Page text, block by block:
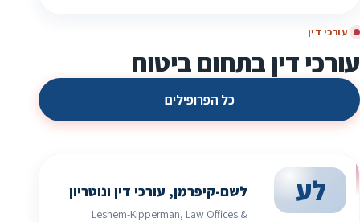
עורכי דין
עורכי דין בתחום ביטוח
כל הפרופילים
לע לשם-קיפרמן, עורכי דין ונוטריון
Leshem-Kipperman, Law Offices &